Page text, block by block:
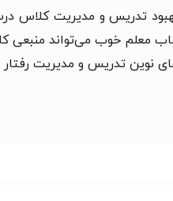
بهبود تدریس و مدیریت
خوب می‌تواند منبعی
نوین تدریس و مدیریت رفتار